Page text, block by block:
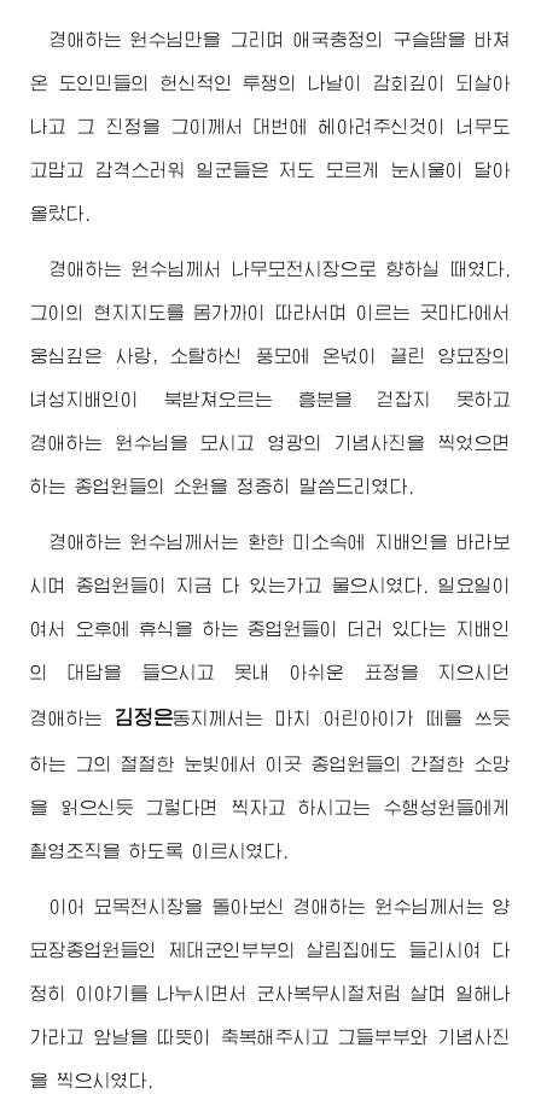
경애하는 원수님 만을 그리며 애국충정의 구슬땀을 바쳐
온 도인민들의 헌신적인 투쟁의 나날이 감회깊이 되살아
나고 그 진정을 그이께서 대번에 헤아려주신것이 너무도
고맙고 감격스러워 일군들은 저도 모르게 눈시울이 달아
올랐다.
경애하는 원수님 께서 나무모전시장으로 향하실 때였다.
그이의 현지지도를 몸가까이 따라서며 이르는 곳마다에서
웅심깊은 사랑, 소탈하신 풍모에 온넋이 끌린 양묘장의
녀성지배인이 북받쳐오르는 흥분을 걷잡지 못하고
경애하는 원수님 을 모시고 영광의 기념사진을 찍었으면
하는 종업원들의 소원을 정중히 말씀드리였다.
경애하는 원수님 께서는 환한 미소속에 지배인을 바라보
시며 종업원들이 지금 다 있는가고 물으시였다. 일요일이
여서 오후에 휴식을 하는 종업원들이 더러 있다는 지배인
의 대답을 들으시고 못내 아쉬운 표정을 지으시던
경애하는 김정은동지 께서는 마치 어린아이가 떼를 쓰듯
하는 그의 절절한 눈빛에서 이곳 종업원들의 간절한 소망
을 읽으신듯 그렇다면 찍자고 하시고는 수행성원들에게
촬영조직을 하도록 이르시였다.
이어 묘목전시장을 돌아보신 경애하는 원수님 께서는 양
묘장종업원들인 제대군인부부의 살림집에도 들리시여 다
정히 이야기를 나누시면서 군사복무시절처럼 살며 일해나
가라고 앞날을 따뜻이 축복해주시고 그들부부와 기념사진
을 찍으시였다.